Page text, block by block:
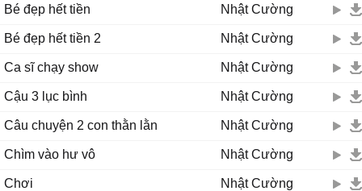
Bé đẹp hết tiền Nhật Cường
Bé đẹp hết tiền 2 Nhật Cường
Ca sĩ chạy show Nhật Cường
Cậu 3 lục bình Nhật Cường
Câu chuyện 2 con thằn lằn Nhật Cường
Chìm vào hư vô Nhật Cường
Chơi Nhật Cường